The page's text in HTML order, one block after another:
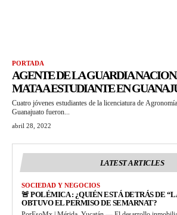
PORTADA
AGENTE DE LA GUARDIA
MATA A ESTUDIANTE EN
Cuatro jóvenes estudiantes de la licenciatura de
Guanajuato fueron...
abril 28, 2022
LATEST ARTICLES
SOCIEDAD Y NEGOCIOS
🚨 POLÉMICA : ¿QUIÉN ESTÁ DETRÁS DE
OBTUVO EL PERMISO DE SEMARNAT?